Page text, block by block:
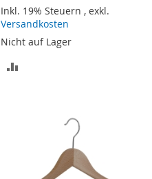
Inkl. 19% Steuern ,exkl.
Versandkosten
Nicht auf Lager